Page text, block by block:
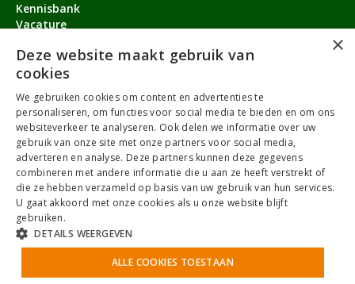
Kennisbank
Vacature
Contact
Over ons
service@timmermanvacature.nl
088-7060802
Facebook
YoutubeLinkedInInstagram
Algemene VoorwaardenPrivacybeleid
AntidiscriminatiebeleidCookiesSitemapNoBrothers
×
Deze website maakt gebruik van
cookies
We gebruiken cookies om content en advertenties te
personaliseren, om functies voor social media te bieden en om ons
websiteverkeer te analyseren. Ook delen we informatie over uw
gebruik van onze site met onze partners voor social media,
adverteren en analyse. Deze partners kunnen deze gegevens
combineren met andere informatie die u aan ze heeft verstrekt of
die ze hebben verzameld op basis van uw gebruik van hun services.
U gaat akkoord met onze cookies als u onze website blijft
gebruiken.
DETAILS WEERGEVEN
ALLE COOKIES TOESTAAN